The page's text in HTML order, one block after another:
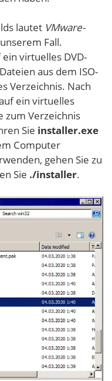
lautet VMware-
Fall.
virtuelles DVD-
aus dem ISO-
Verzeichnis. Nach
ein virtuelles
zum Verzeichnis
Sie installer.exe
Computer
gehen Sie zu
Sie ./installer.